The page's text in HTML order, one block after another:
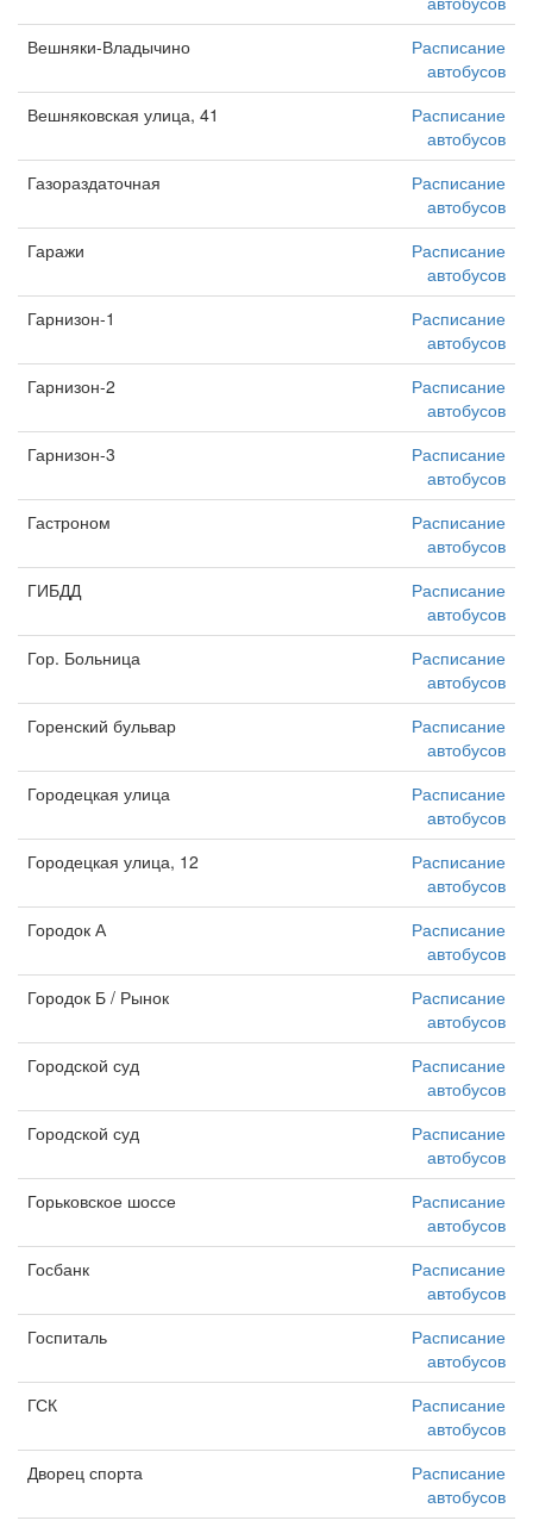
Вешняки-Владычино
Расписание
автобусов
Вешняковская улица, 41
Расписание
автобусов
Газораздаточная
Расписание
автобусов
Гаражи
Расписание
автобусов
Гарнизон-1
Расписание
автобусов
Гарнизон-2
Расписание
автобусов
Гарнизон-3
Расписание
автобусов
Гастроном
Расписание
автобусов
ГИБДД
Расписание
автобусов
Гор. Больница
Расписание
автобусов
Горенский бульвар
Расписание
автобусов
Городецкая улица
Расписание
автобусов
Городецкая улица, 12
Расписание
автобусов
Городок А
Расписание
автобусов
Городок Б / Рынок
Расписание
автобусов
Городской суд
Расписание
автобусов
Городской суд
Расписание
автобусов
Горьковское шоссе
Расписание
автобусов
Госбанк
Расписание
автобусов
Госпиталь
Расписание
автобусов
ГСК
Расписание
автобусов
Дворец спорта
Расписание
автобусов